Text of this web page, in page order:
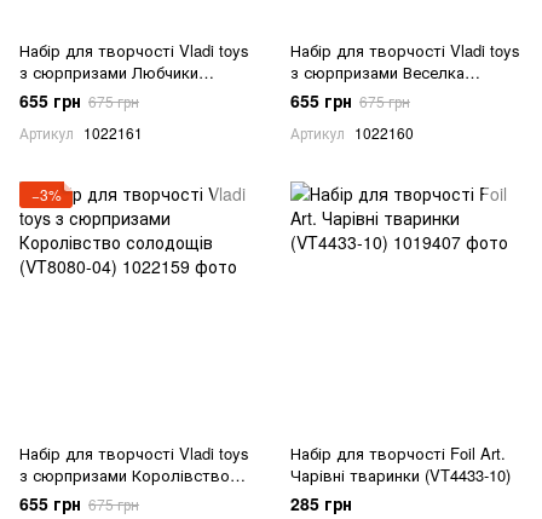
Набір для творчості Vladi toys
з сюрпризами Любчики
(VT8080-07)
655 грн 675 грн
Артикул 1022161
Набір для творчості Vladi toys
з сюрпризами Веселка
(VT8080-06)
655 грн 675 грн
Артикул 1022160
−3%
Набір для творчості Vladi toys
з сюрпризами Королівство
солодощів (VT8080-04)
655 грн 675 грн
Набір для творчості Foil Art.
Чарівні тваринки (VT4433-10)
285 грн